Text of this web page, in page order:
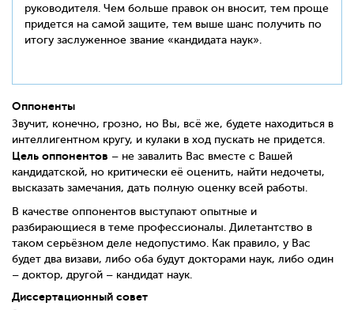
руководителя. Чем больше правок он вносит, тем проще
придется на самой защите, тем выше шанс получить по
итогу заслуженное звание «кандидата наук».
Оппоненты
Звучит, конечно, грозно, но Вы, всё же, будете находиться в
интеллигентном кругу, и кулаки в ход пускать не придется.
Цель оппонентов – не завалить Вас вместе с Вашей
кандидатской, но критически её оценить, найти недочеты,
высказать замечания, дать полную оценку всей работы.
В качестве оппонентов выступают опытные и
разбирающиеся в теме профессионалы. Дилетантство в
таком серьёзном деле недопустимо. Как правило, у Вас
будет два визави, либо оба будут докторами наук, либо один
– доктор, другой – кандидат наук.
Диссертационный совет